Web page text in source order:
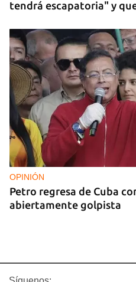
tendrá escapatoria" y
OPINIÓN
Petro regresa de Cuba
abiertamente golpista